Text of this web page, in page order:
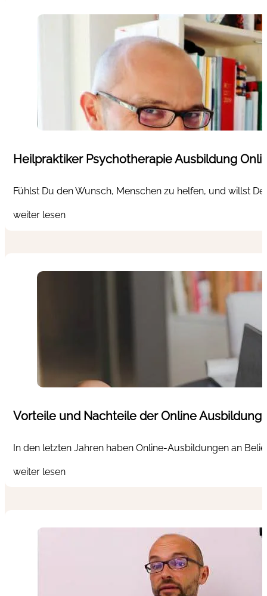
Heilpraktiker Psychotherapie Ausbildung
Fühlst Du den Wunsch, Menschen zu helfen, und willst
weiter lesen
Vorteile und Nachteile der Online
In den letzten Jahren haben Online-Ausbildungen an
weiter lesen